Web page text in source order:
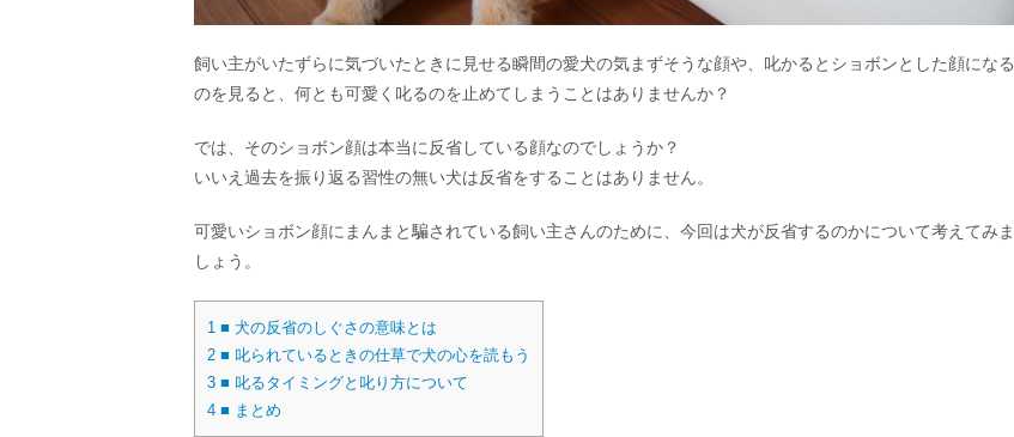
飼い主がいたずらに気づいたときに見せる瞬間の愛犬の気まずそうな顔や、叱かるとショボンとした顔になる
のを見ると、何とも可愛く叱るのを止めてしまうことはありませんか？
では、そのショボン顔は本当に反省している顔なのでしょうか？
いいえ過去を振り返る習性の無い犬は反省をすることはありません。
可愛いショボン顔にまんまと騙されている飼い主さんのために、今回は犬が反省するのかについて考えてみま
しょう。
1 ■ 犬の反省のしぐさの意味とは
2 ■ 叱られているときの仕草で犬の心を読もう
3 ■ 叱るタイミングと叱り方について
4 ■ まとめ